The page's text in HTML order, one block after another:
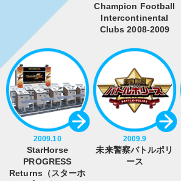
Champion Football
Intercontinental
Clubs 2008-2009
2009.10
StarHorse
PROGRESS
Returns（スターホ
2009.9
未来警察バトルポリ
ース